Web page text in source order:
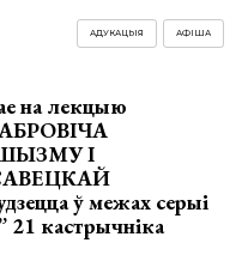
АФІША
АДУКАЦЫЯ
на лекцыю
І
ў межах серыі
21 кастрычніка